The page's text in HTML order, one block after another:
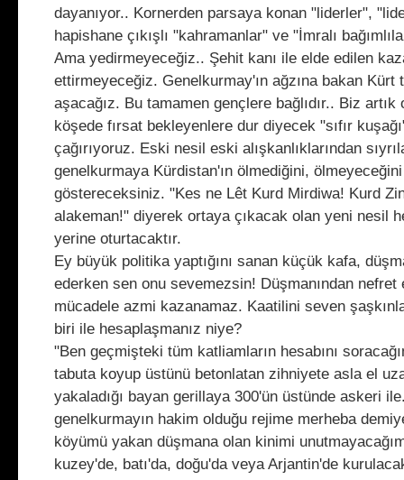
dayanıyor.. Kornerden parsaya konan "liderler",
hapishane çıkışlı "kahramanlar" ve "İmralı
Ama yedirmeyeceğiz.. Şehit kanı ile elde edilen
ettirmeyeceğiz. Genelkurmay'ın ağzına bakan Kürt
aşacağız. Bu tamamen gençlere bağlıdır.. Biz
köşede fırsat bekleyenlere dur diyecek "sıfır
çağırıyoruz. Eski nesil eski alışkanlıklarından
genelkurmaya Kürdistan'ın ölmediğini,
göstereceksiniz. "Kes ne Lêt Kurd Mirdiwa! Kurd
alakeman!" diyerek ortaya çıkacak olan yeni nesil
yerine oturtacaktır.
Ey büyük politika yaptığını sanan küçük kafa,
ederken sen onu sevemezsin! Düşmanından nefret
mücadele azmi kazanamaz. Kaatilini seven
biri ile hesaplaşmanız niye?
"Ben geçmişteki tüm katliamların hesabını
tabuta koyup üstünü betonlatan zihniyete asla el
yakaladığı bayan gerillaya 300'ün üstünde askeri
genelkurmayın hakim olduğu rejime merheba
köyümü yakan düşmana olan kinimi
kuzey'de, batı'da, doğu'da veya Arjantin'de